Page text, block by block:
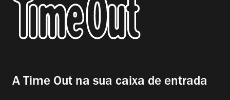
A Time Out na sua caixa de entrada